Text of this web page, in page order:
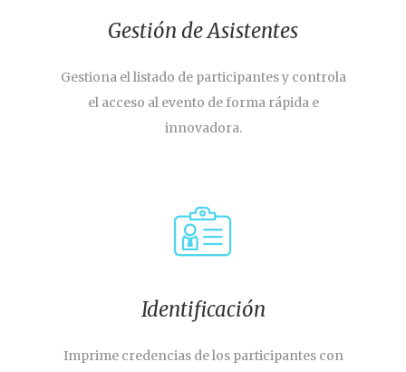
Gestión de Asistentes
Gestiona el listado de participantes y controla
el acceso al evento de forma rápida e
innovadora.
Identificación
Imprime credencias de los participantes con